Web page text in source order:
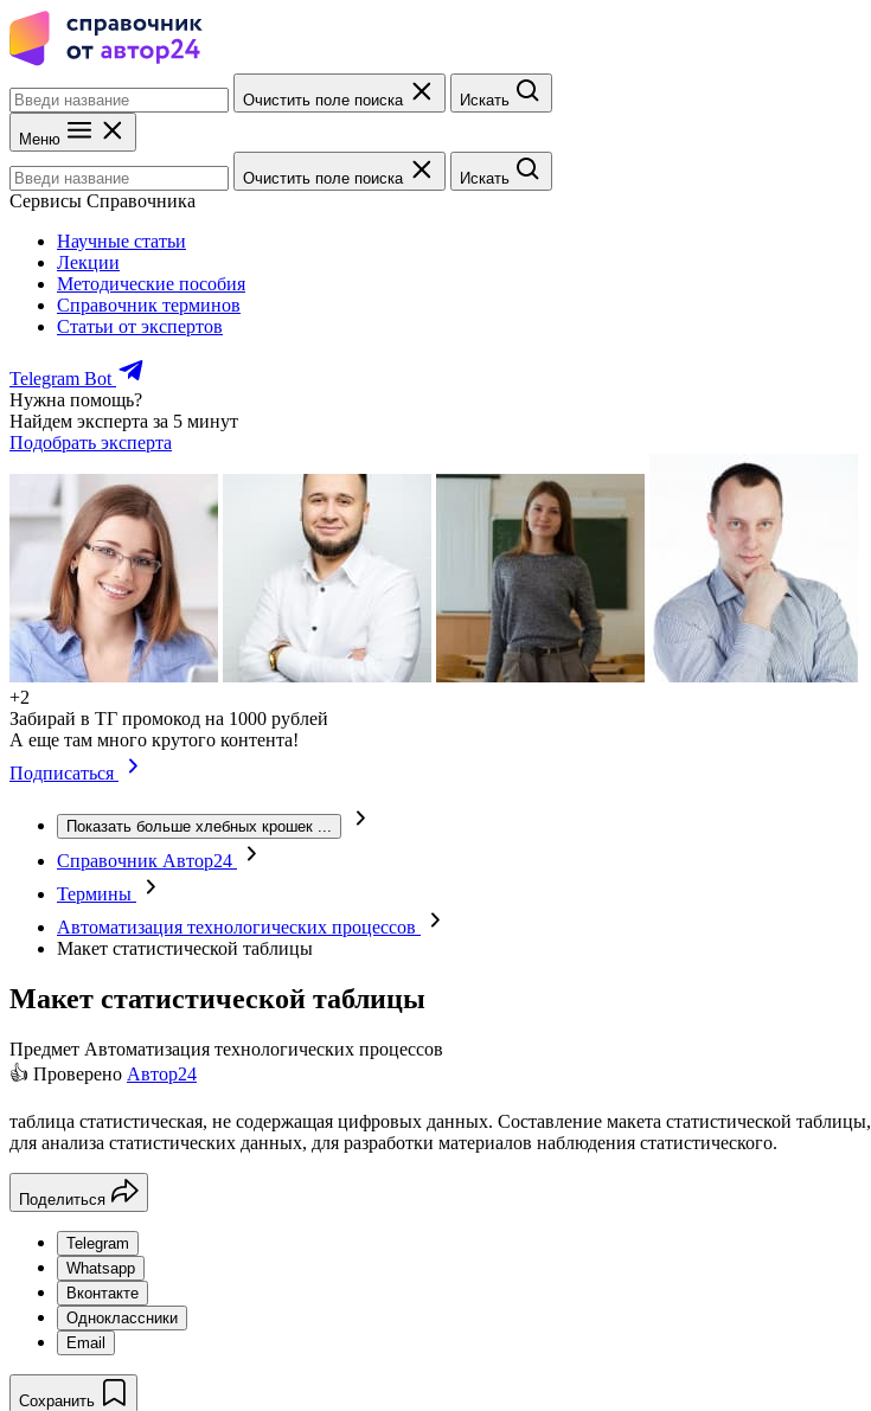
Очистить поле поиска Искать
Меню
Очистить поле поиска Искать
Сервисы Справочника
Научные статьи
Лекции
Методические пособия
Справочник терминов
Статьи от экспертов
Telegram Bot
Нужна помощь?
Найдем эксперта за 5 минут
Подобрать эксперта
+2
Забирай в ТГ промокод на 1000 рублей
А еще там много крутого контента!
Подписаться
Показать больше хлебных крошек ...
Справочник Автор24
Термины
Автоматизация технологических процессов
Макет статистической таблицы
Макет статистической таблицы
Предмет Автоматизация технологических процессов
👍 Проверено Автор24
таблица статистическая, не содержащая цифровых данных. Составление макета статистической
для анализа статистических данных, для разработки материалов наблюдения статистического.
Поделиться
Telegram
Whatsapp
Вконтакте
Одноклассники
Email
Сохранить